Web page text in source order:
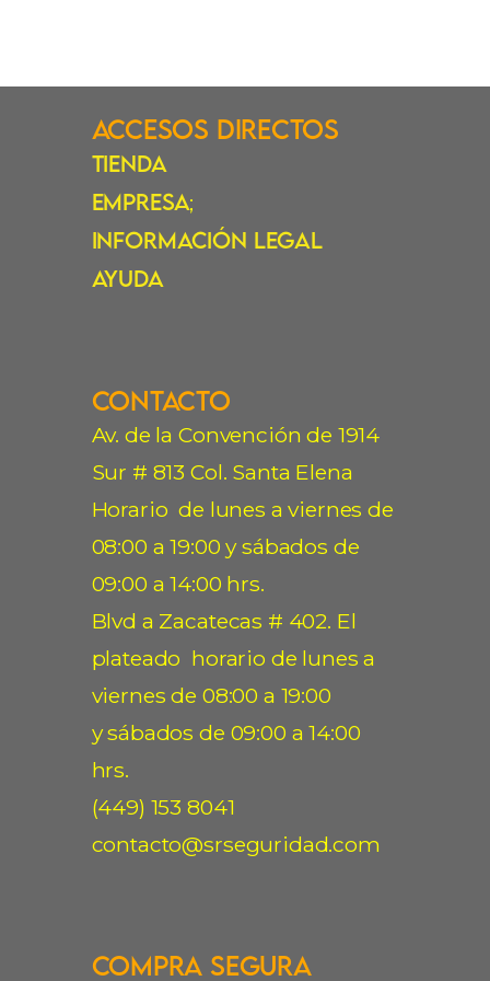
Accesos Directos
Tienda
Empresa;
Información Legal
Ayuda
Contacto
Av. de la Convención de 1914
Sur # 813 Col. Santa Elena
Horario de lunes a viernes de
08:00 a 19:00 y sábados de
09:00 a 14:00 hrs.
Blvd a Zacatecas # 402. El
plateado horario de lunes a
viernes de 08:00 a 19:00
y sábados de 09:00 a 14:00
hrs.
(449) 153 8041
contacto@srseguridad.com
Compra Segura